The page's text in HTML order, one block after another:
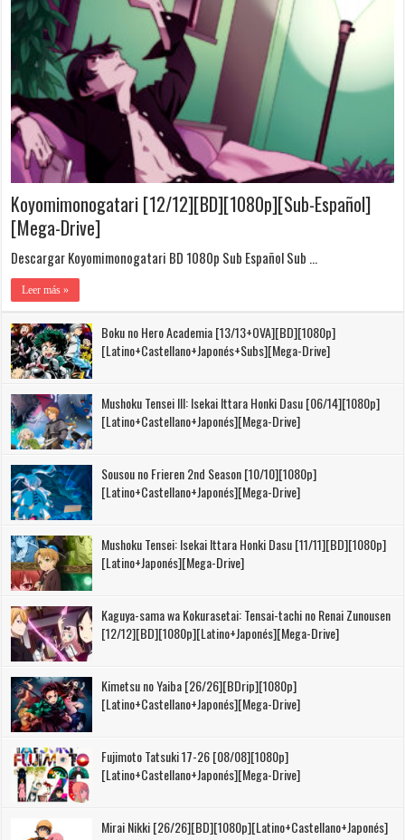
Koyomimonogatari [12/12][BD][1080p][Sub-Español]
[Mega-Drive]
Descargar Koyomimonogatari BD 1080p Sub Español Sub …
Leer más »
Boku no Hero Academia [13/13+OVA][BD][1080p]
[Latino+Castellano+Japonés+Subs][Mega-Drive]
Mushoku Tensei III: Isekai Ittara Honki Dasu [06/14][1080p]
[Latino+Castellano+Japonés][Mega-Drive]
Sousou no Frieren 2nd Season [10/10][1080p]
[Latino+Castellano+Japonés][Mega-Drive]
Mushoku Tensei: Isekai Ittara Honki Dasu [11/11][BD][1080p]
[Latino+Japonés][Mega-Drive]
Kaguya-sama wa Kokurasetai: Tensai-tachi no Renai Zunousen
[12/12][BD][1080p][Latino+Japonés][Mega-Drive]
Kimetsu no Yaiba [26/26][BDrip][1080p]
[Latino+Castellano+Japonés][Mega-Drive]
Fujimoto Tatsuki 17-26 [08/08][1080p]
[Latino+Castellano+Japonés][Mega-Drive]
Mirai Nikki [26/26][BD][1080p][Latino+Castellano+Japonés]